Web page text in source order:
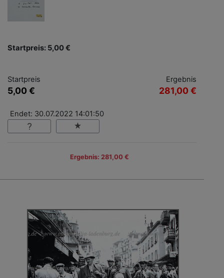
Startpreis: 5,00 €
Startpreis
5,00 €
Ergebnis
281,00 €
Endet: 30.07.2022 14:01:50
Ergebnis: 281,00 €